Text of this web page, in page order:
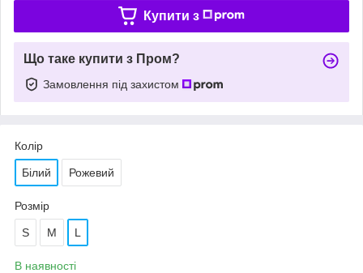
Купити з
Що таке купити з Пром?
Замовлення під захистом
Колір
Білий Рожевий
Розмір
S M L
В наявності